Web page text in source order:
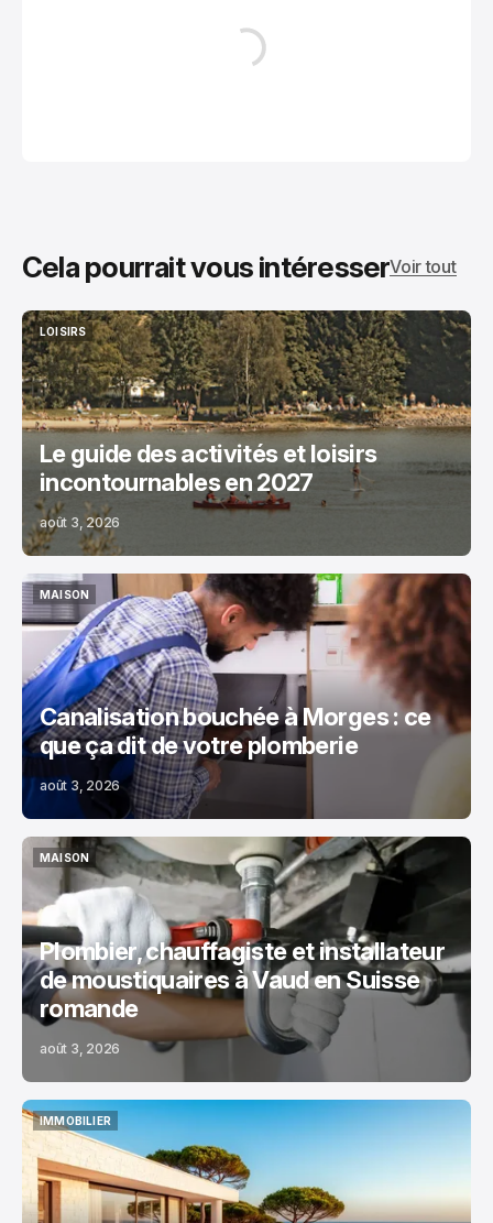
Cela pourrait vous intéresserVoir tout
LOISIRS
LOISIRS
Le guide des activités et loisirs
incontournables en 2027
août 3, 2026
MAISON
MAISON
Canalisation bouchée à Morges : ce
que ça dit de votre plomberie
août 3, 2026
MAISON
MAISON
Plombier, chauffagiste et installateur
de moustiquaires à Vaud en Suisse
romande
août 3, 2026
IMMOBILIER
IMMOBILIER